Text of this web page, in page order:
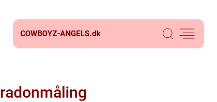
COWBOYZ-ANGELS.dk
radonmåling